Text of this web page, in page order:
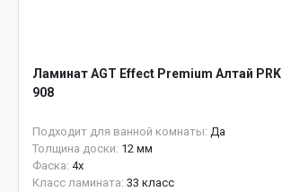
Ламинат AGT Effect Premium Алтай PRK
908
Подходит для ванной комнаты: Да
Толщина доски: 12 мм
Фаска: 4x
Класс ламината: 33 класс